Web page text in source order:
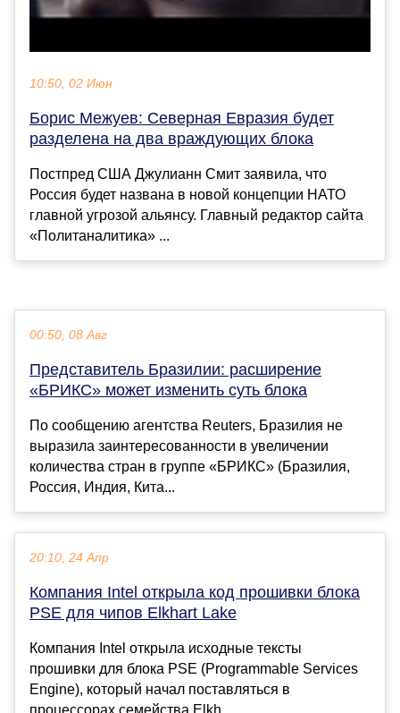
10:50, 02 Июн
Борис Межуев: Северная Евразия будет
разделена на два враждующих блока
Постпред США Джулианн Смит заявила, что
Россия будет названа в новой концепции НАТО
главной угрозой альянсу. Главный редактор сайта
«Политаналитика» ...
00:50, 08 Авг
Представитель Бразилии: расширение
«БРИКС» может изменить суть блока
По сообщению агентства Reuters, Бразилия не
выразила заинтересованности в увеличении
количества стран в группе «БРИКС» (Бразилия,
Россия, Индия, Кита...
20:10, 24 Апр
Компания Intel открыла код прошивки блока
PSE для чипов Elkhart Lake
Компания Intel открыла исходные тексты
прошивки для блока PSE (Programmable Services
Engine), который начал поставляться в
процессорах семейства Elkh...